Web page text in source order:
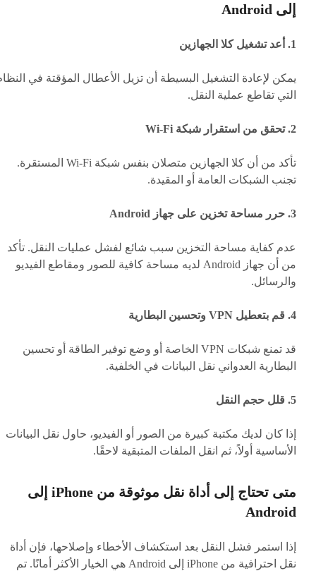
إلى Android
1. أعد تشغيل كلا الجهازين
يمكن لإعادة التشغيل البسيطة أن تزيل الأعطال المؤقتة في
التي تقاطع عملية النقل.
2. تحقق من استقرار شبكة Wi-Fi
تأكد من أن كلا الجهازين متصلان بنفس شبكة Wi-Fi المستقرة.
تجنب الشبكات العامة أو المقيدة.
3. حرر مساحة تخزين على جهاز Android
عدم كفاية مساحة التخزين سبب شائع لفشل عمليات النقل. تأكد
من أن جهاز Android لديه مساحة كافية للصور ومقاطع الفيديو
والرسائل.
4. قم بتعطيل VPN وتحسين البطارية
قد تمنع شبكات VPN الخاصة أو وضع توفير الطاقة أو تحسين
البطارية العدواني نقل البيانات في الخلفية.
5. قلل حجم النقل
إذا كان لديك مكتبة كبيرة من الصور أو الفيديو، حاول نقل البيانات
الأساسية أولاً، ثم انقل الملفات المتبقية لاحقًا.
متى تحتاج إلى أداة نقل موثوقة من iPhone إلى
Android
إذا استمر فشل النقل بعد استكشاف الأخطاء وإصلاحها، فإن أداة
نقل احترافية من iPhone إلى Android هي الخيار الأكثر أمانًا. تم